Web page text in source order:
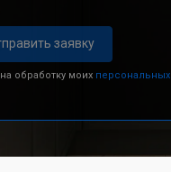
заявку
обработку моих персональных